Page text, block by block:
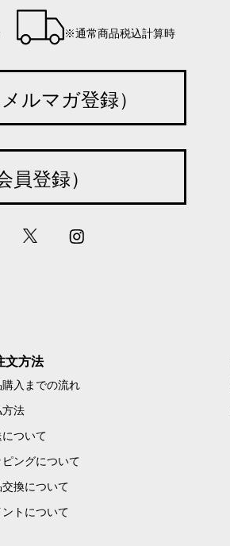
※通常商品税込計算時
ルマガ登録）
員登録）
文方法
購入までの流れ
方法
について
ピングについて
交換について
ントについて